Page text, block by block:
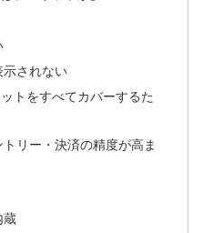
されない
トをすべてカバーするた
リー・決済の精度が高ま
蔵